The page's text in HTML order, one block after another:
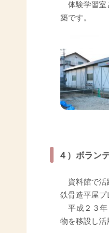
体験学習室
築です。
４）ボラン
資料館で活
鉄骨造平屋プ
平成２３年
物を移設し活